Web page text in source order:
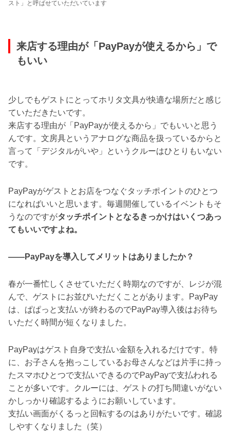
スト」と呼ばせていただいています
来店する理由が「PayPayが使えるから」で
もいい
少しでもゲストにとってホリタ文具が快適な場所だと感じ
ていただきたいです。
来店する理由が「PayPayが使えるから」でもいいと思う
んです。文房具というアナログな商品を扱っているからと
言って「デジタルがいや」というクルーはひとりもいない
です。
PayPayがゲストとお店をつなぐタッチポイントのひとつ
になればいいと思います。毎週開催しているイベントもそ
うなのですがタッチポイントとなるきっかけはいくつあっ
てもいいですよね。
――PayPayを導入してメリットはありましたか？
春が一番忙しくさせていただく時期なのですが、レジが混
んで、ゲストにお並びいただくことがあります。PayPay
は、ぱぱっと支払いが終わるのでPayPay導入後はお待ち
いただく時間が短くなりました。
PayPayはゲスト自身で支払い金額を入れるだけです。特
に、お子さんを抱っこしているお母さんなどは片手に持っ
たスマホひとつで支払いできるのでPayPayで支払われる
ことが多いです。クルーには、ゲストの打ち間違いがない
かしっかり確認するようにお願いしています。
支払い画面がくるっと回転するのはありがたいです。確認
しやすくなりました（笑）